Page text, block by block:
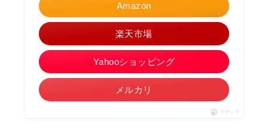
Amazon
楽天市場
Yahooショッピング
メルカリ
ポチップ